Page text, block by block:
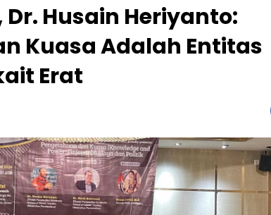
Dr. Husain Heriyanto:
Kuasa Adalah Entitas
Erat